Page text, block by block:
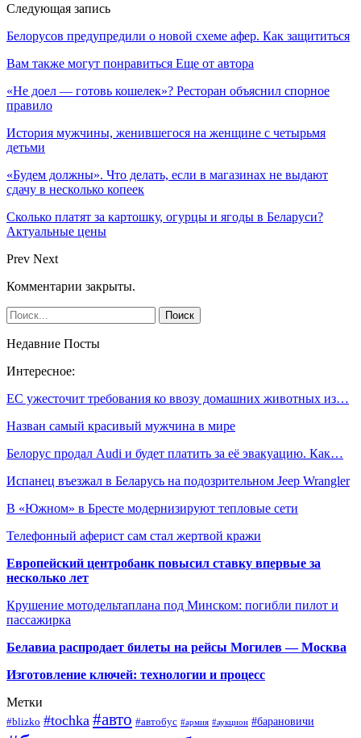
Следующая запись
Белорусов предупредили о новой схеме афер. Как защититься
Вам также могут понравиться Еще от автора
«Не доел — готовь кошелек»? Ресторан объяснил спорное
правило
История мужчины, женившегося на женщине с четырьмя
детьми
«Будем должны». Что делать, если в магазинах не выдают
сдачу в несколько копеек
Сколько платят за картошку, огурцы и ягоды в Беларуси?
Актуальные цены
Prev Next
Комментарии закрыты.
Недавние Посты
Интересное:
ЕС ужесточит требования ко ввозу домашних животных из…
Назван самый красивый мужчина в мире
Белорус продал Audi и будет платить за её эвакуацию. Как…
Испанец въезжал в Беларусь на подозрительном Jeep Wrangler
В «Южном» в Бресте модернизируют тепловые сети
Телефонный аферист сам стал жертвой кражи
Европейский центробанк повысил ставку впервые за
несколько лет
Крушение мотодельтаплана под Минском: погибли пилот и
пассажирка
Белавиа распродает билеты на рейсы Могилев — Москва
Изготовление ключей: технологии и процесс
Метки
#blizko #tochka #авто #автобус #армия #аукцион #барановичи